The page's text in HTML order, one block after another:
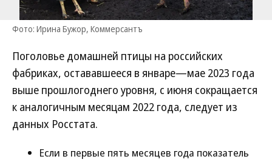
Фото: Ирина Бужор, Коммерсантъ
Поголовье домашней птицы на российских
фабриках, остававшееся в январе—мае 2023 года
выше прошлогоднего уровня, с июня сокращается
к аналогичным месяцам 2022 года, следует из
данных Росстата.
Если в первые пять месяцев года показатель